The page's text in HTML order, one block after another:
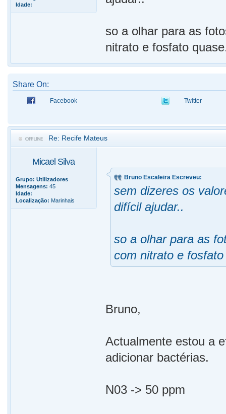
Idade:
so a olhar para as
nitrato e fosfato
Share On:
Facebook Twitter
Re: Recife Mateus
Micael Silva
Grupo: Utilizadores
Mensagens: 45
Idade:
Localização: Marinhais
Bruno Escaleira Escreveu:
sem dizeres os
difícil ajudar..
so a olhar para as
com nitrato e
Bruno,
Actualmente estou a
adicionar bactérias.
N03 -> 50 ppm